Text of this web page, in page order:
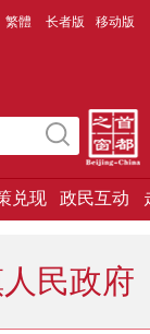
繁體 长者版 移动版
兑现 政民互动
民政府